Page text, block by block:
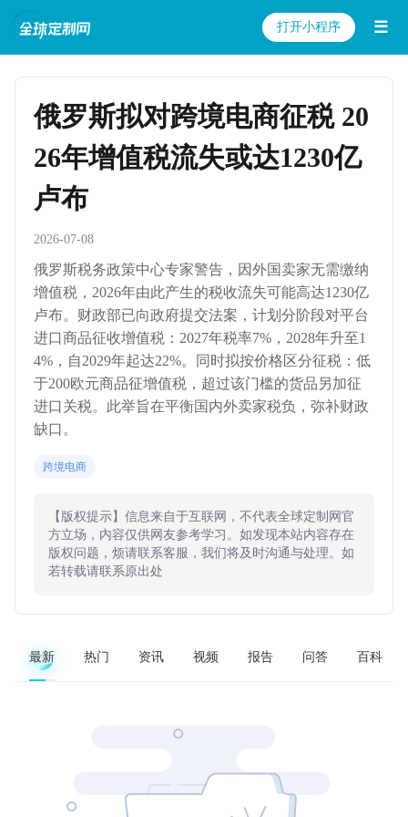
打开小程序 ☰
俄罗斯拟对跨境电商征税 20
26年增值税流失或达1230亿
卢布
2026-07-08
俄罗斯税务政策中心专家警告，因外国卖家无需缴纳
增值税，2026年由此产生的税收流失可能高达1230亿
卢布。财政部已向政府提交法案，计划分阶段对平台
进口商品征收增值税：2027年税率7%，2028年升至1
4%，自2029年起达22%。同时拟按价格区分征税：低
于200欧元商品征增值税，超过该门槛的货品另加征
进口关税。此举旨在平衡国内外卖家税负，弥补财政
缺口。
跨境电商
【版权提示】信息来自于互联网，不代表全球定制网官
方立场，内容仅供网友参考学习。如发现本站内容存在
版权问题，烦请联系客服，我们将及时沟通与处理。如
若转载请联系原出处
最新 热门 资讯 视频 报告 问答 百科